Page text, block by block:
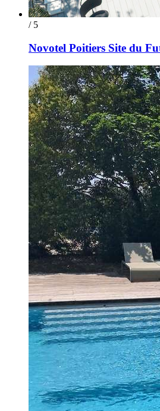
/ 5
Novotel Poitiers Site du